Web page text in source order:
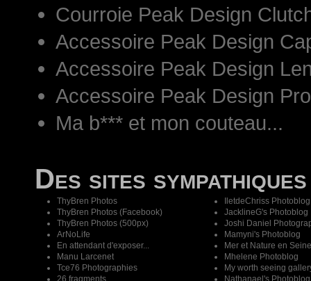
Courroie Peak Design
Accessoire Peak Design
Accessoire Peak Design
Accessoire Peak Design
Ma b*** et mon couteau...
Des sites sympathiques
ThyBren Photos
ThyBren Photos (Facebook)
ThyBren Photos (500px)
ArNoLife
En attendant d'exposer...
Manu Larcenet
Tce76 Photographies
26 fragments
IletdeChriss Photoblog
JacklineG's Photoblog
Joshi Daniel
Mamyni's Photoblog
Mer et Nature en Seine
Mhelene Photoblog
My worth seeing
Nathanael's Photoblog